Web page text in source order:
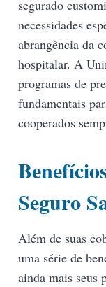
segurado
necessidades
abrangência da
hospitalar. A
programas de
fundamentais
cooperados
Seguro
Além de suas
uma série de
ainda mais seus